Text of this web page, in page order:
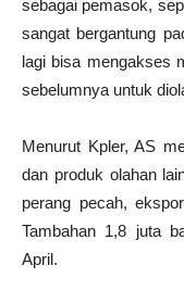
sebagai pemasok,
sangat bergantung
lagi bisa mengakses
sebelumnya untuk
Menurut Kpler, AS
dan produk olahan
perang pecah,
Tambahan 1,8 juta
April.